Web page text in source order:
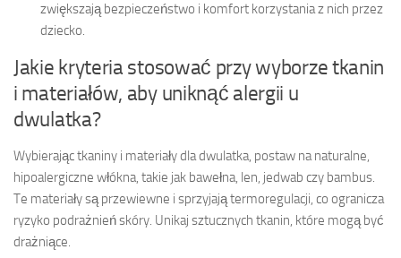
zwiększają bezpieczeństwo i komfort korzystania z nich przez
dziecko.
Jakie kryteria stosować przy wyborze tkanin
i materiałów, aby uniknąć alergii u
dwulatka?
Wybierając tkaniny i materiały dla dwulatka, postaw na naturalne,
hipoalergiczne włókna, takie jak bawełna, len, jedwab czy bambus.
Te materiały są przewiewne i sprzyjają termoregulacji, co ogranicza
ryzyko podrażnień skóry. Unikaj sztucznych tkanin, które mogą być
drażniące.